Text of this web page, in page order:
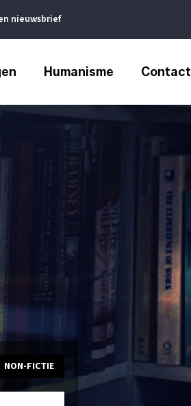
nieuwsbrief
Humanisme Contact
NON-FICTIE